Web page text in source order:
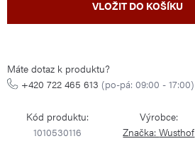
VLOŽIT DO KOŠÍKU
Máte dotaz k produktu?
+420 722 465 613 (po-pá: 09:00 - 17:00)
Kód produktu:
1010530116
Výrobce:
Značka:Wusthof